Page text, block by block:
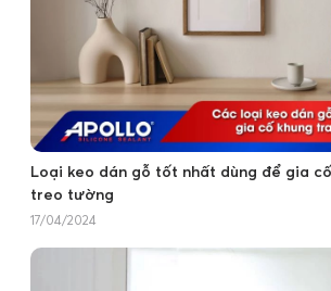
Loại keo dán gỗ tốt nhất dùng để gia
treo tường
17/04/2024